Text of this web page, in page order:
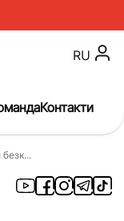
RU
Контакти